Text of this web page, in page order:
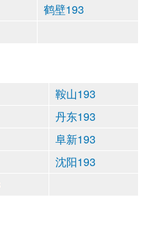
鹤壁193
鞍山193
丹东193
阜新193
沈阳193